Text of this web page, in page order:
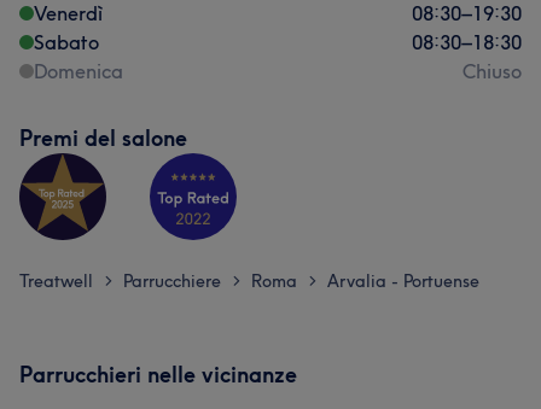
Venerdì
08:30–19:30
Sabato
08:30–18:30
Domenica
Chiuso
Premi del salone
Treatwell > Parrucchiere > Roma > Arvalia - Portuense
Parrucchieri nelle vicinanze